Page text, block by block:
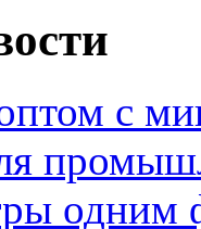
с
одним